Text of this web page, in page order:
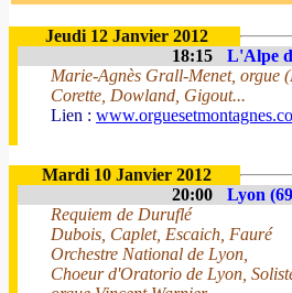
Jeudi 12 Janvier 2012
18:15
L'Alpe
Marie-Agnès Grall-Menet, orgue
Corette, Dowland, Gigout...
Lien :
Mardi 10 Janvier 2012
20:00
Lyon
Requiem de Duruflé
Dubois, Caplet, Escaich, Fauré
Orchestre National de Lyon,
Choeur d'Oratorio de Lyon,